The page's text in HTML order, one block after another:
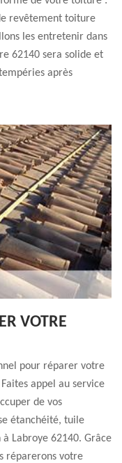
revêtement toiture
les entretenir dans
62140 sera solide et
après
VOTRE
pour réparer votre
appel au service
de vos
étanchéité, tuile
Labroye 62140. Grâce
réparerons votre